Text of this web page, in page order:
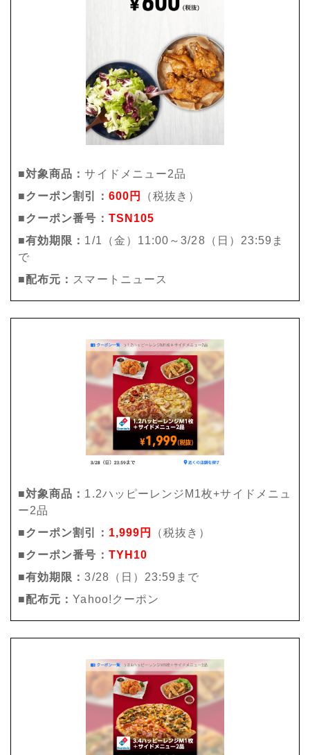
■対象商品：サイドメニュー2品
■クーポン割引： 600円
（税抜き）
■クーポン番号： TSN105
■有効期限： 1/1（金）11:00～3/28（日）23:59ま
で
■配布元： スマートニュース
■対象商品： 1.2ハッピーレンジM1枚+サイドメニュ
ー2品
■クーポン割引： 1,999円
（税抜き）
■クーポン番号： TYH10
■有効期限：3/28（日）23:59まで
■配布元：Yahoo!クーポン